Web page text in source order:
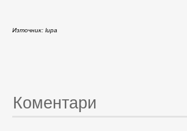
Източник: lupa
Коментари